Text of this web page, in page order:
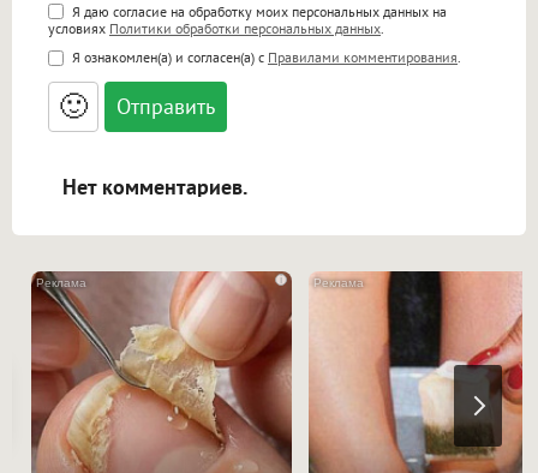
Поддержка HTML
<b>, <strong>, <u>, <i>, <em>, <s>, <big>,
<small>, <sup>, <sub>, <pre>, <ul>, <ol>, <li>,
<blockquote>, <code> экранирует HTML,
адреса URL автоматически становятся
ссылками, и [img]адрес[/img] будет
Я даю согласие на обработку моих персональных данных на
условиях Политики обработки персональных данных.
Я ознакомлен(а) и согласен(а) с Правилами комментирования.
🙂
Нет комментариев.
i